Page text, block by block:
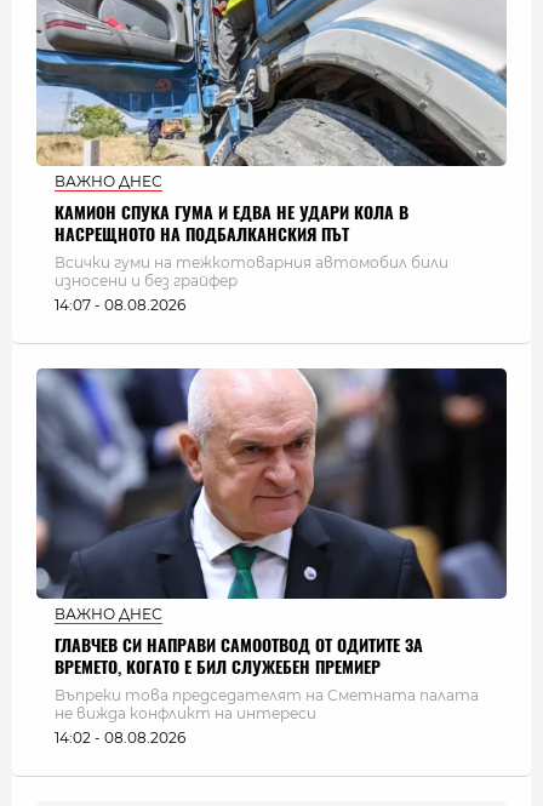
ВАЖНО ДНЕС
КАМИОН СПУКА ГУМА И ЕДВА НЕ УДАРИ КОЛА В
НАСРЕЩНОТО НА ПОДБАЛКАНСКИЯ ПЪТ
Всички гуми на тежкотоварния автомобил били
износени и без грайфер
14:07 - 08.08.2026
ВАЖНО ДНЕС
ГЛАВЧЕВ СИ НАПРАВИ САМООТВОД ОТ ОДИТИТЕ ЗА
ВРЕМЕТО, КОГАТО Е БИЛ СЛУЖЕБЕН ПРЕМИЕР
Въпреки това председателят на Сметната палата
не вижда конфликт на интереси
14:02 - 08.08.2026